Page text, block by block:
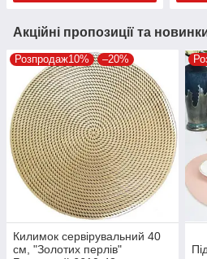
Акційні пропозиції та
Розпродаж10% –20%
Килимок сервірувальний 40
см, "Золотих перлів"